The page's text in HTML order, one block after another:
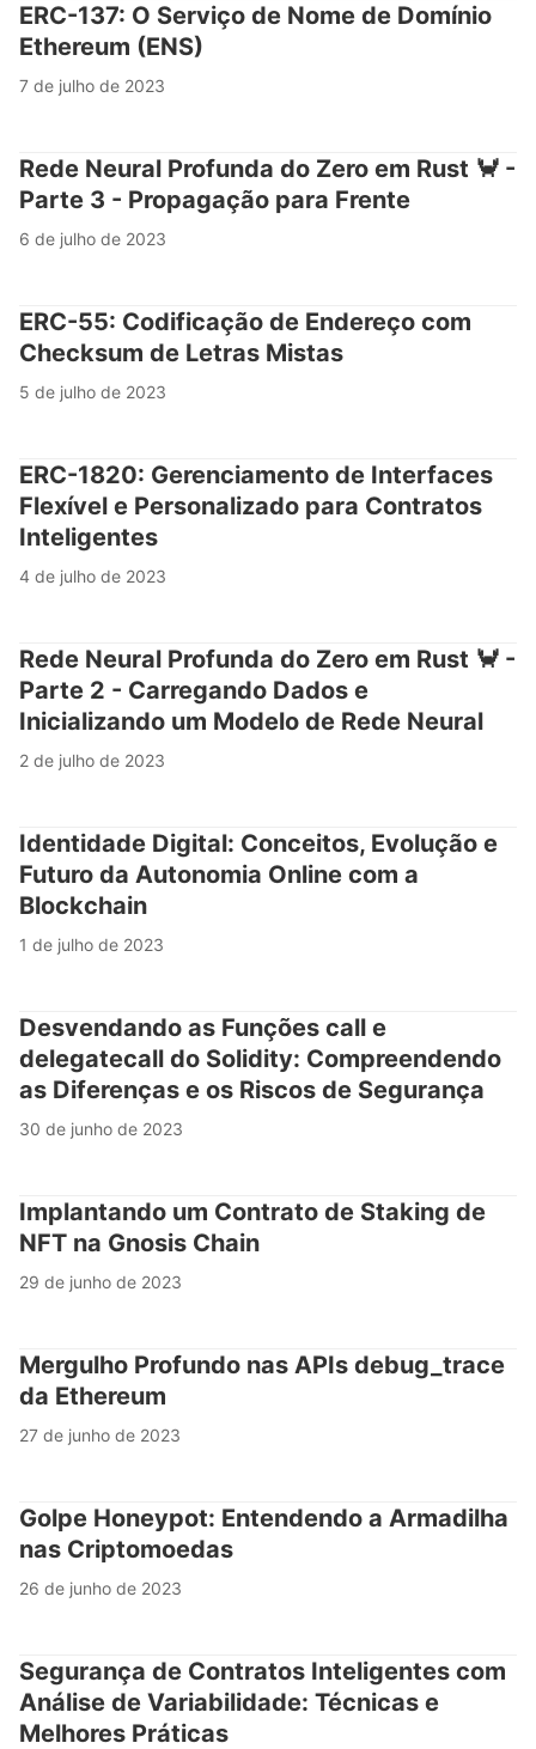
ERC-137: O Serviço de Nome de Domínio
Ethereum (ENS)
7 de julho de 2023
Rede Neural Profunda do Zero em Rust 🦀 -
Parte 3 - Propagação para Frente
6 de julho de 2023
ERC-55: Codificação de Endereço com
Checksum de Letras Mistas
5 de julho de 2023
ERC-1820: Gerenciamento de Interfaces
Flexível e Personalizado para Contratos
Inteligentes
4 de julho de 2023
Rede Neural Profunda do Zero em Rust 🦀 -
Parte 2 - Carregando Dados e
Inicializando um Modelo de Rede Neural
2 de julho de 2023
Identidade Digital: Conceitos, Evolução e
Futuro da Autonomia Online com a
Blockchain
1 de julho de 2023
Desvendando as Funções call e
delegatecall do Solidity: Compreendendo
as Diferenças e os Riscos de Segurança
30 de junho de 2023
Implantando um Contrato de Staking de
NFT na Gnosis Chain
29 de junho de 2023
Mergulho Profundo nas APIs debug_trace
da Ethereum
27 de junho de 2023
Golpe Honeypot: Entendendo a Armadilha
nas Criptomoedas
26 de junho de 2023
Segurança de Contratos Inteligentes com
Análise de Variabilidade: Técnicas e
Melhores Práticas